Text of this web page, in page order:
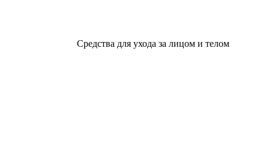
Средства для ухода за лицом и телом